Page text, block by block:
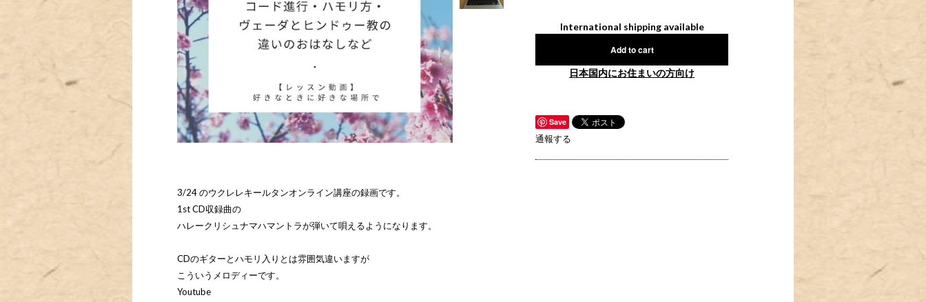
3/24 のウクレレキールタンオンライン講座の録画です。
1st CD収録曲の
ハレークリシュナマハマントラが弾いて唄えるようになります。
CDのギターとハモリ入りとは雰囲気違いますが
こういうメロディーです。
Youtube
International shipping available
Add to cart
日本国内にお住まいの方向け
Save
通報する